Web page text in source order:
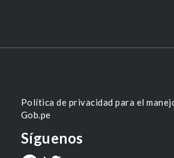
Política de privacidad para el
Gob.pe
Síguenos